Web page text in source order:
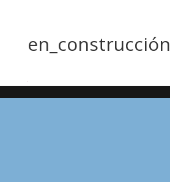
en_construcción